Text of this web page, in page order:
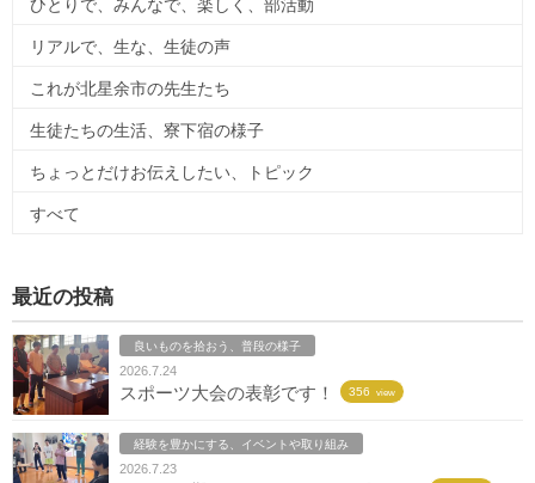
ひとりで、みんなで、楽しく、部活動
リアルで、生な、生徒の声
これが北星余市の先生たち
生徒たちの生活、寮下宿の様子
ちょっとだけお伝えしたい、トピック
すべて
最近の投稿
良いものを拾おう、普段の様子
2026.7.24
スポーツ大会の表彰です！ 356 view
経験を豊かにする、イベントや取り組み
2026.7.23